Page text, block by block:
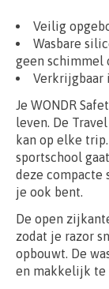
Veilig
Wasbare
geen schimmel
Verkrijgbaar
Je WONDR
leven. De
kan op elke
sportschool
deze compacte
je ook bent.
De open
zodat je razor
opbouwt. De
en makkelijk te